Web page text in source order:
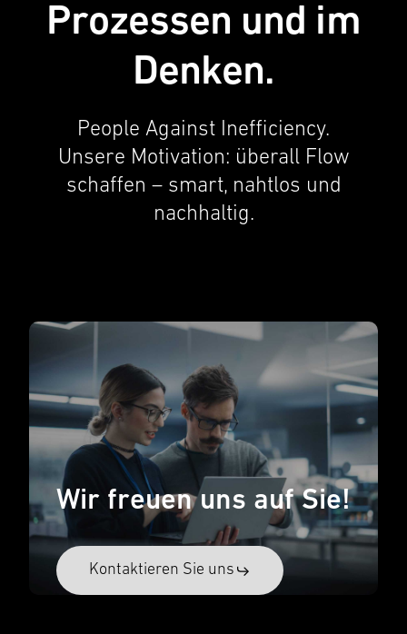
Prozessen und im
Denken.
People Against Ineffi­ciency.
Unsere Motiva­tion: überall Flow
schaf­fen – smart, nahtlos und
nachhaltig.
Wir freuen uns auf Sie!
Kontak­tieren Sie uns